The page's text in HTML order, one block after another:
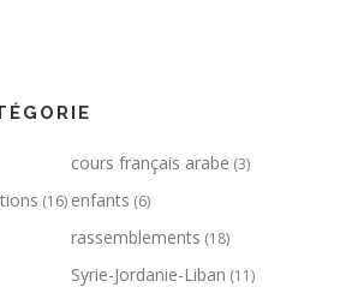
cours français arabe (3)
(16) enfants (6)
rassemblements (18)
Syrie-Jordanie-Liban (11)